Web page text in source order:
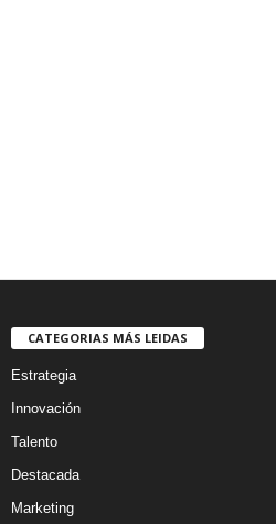
CATEGORIAS MÁS LEIDAS
Estrategia
Innovación
Talento
Destacada
Marketing